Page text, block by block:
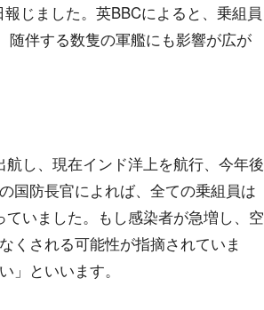
じました。英BBCによると、乗組員
随伴する数隻の軍艦にも影響が広が
し、現在インド洋上を航行、今年後
国防長官によれば、全ての乗組員は
いました。もし感染者が急増し、空
くされる可能性が指摘されていま
」といいます。